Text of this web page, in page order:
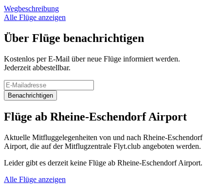
Wegbeschreibung
Alle Flüge anzeigen
Über Flüge benachrichtigen
Kostenlos per E-Mail über neue Flüge informiert werden.
Jederzeit abbestellbar.
Benachrichtigen
Flüge ab Rheine-Eschendorf Airport
Aktuelle Mitfluggelegenheiten von und nach Rheine-Eschendorf
Airport, die auf der Mitflugzentrale Flyt.club angeboten werden.
Leider gibt es derzeit keine Flüge ab Rheine-Eschendorf Airport.
Alle Flüge anzeigen